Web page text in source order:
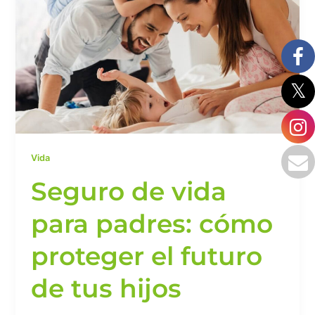
Vida
Seguro de vida
para padres: cómo
proteger el futuro
de tus hijos
para
padres:
cómo
proteger
el
futuro
de